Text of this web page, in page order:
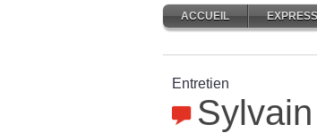
ACCUEIL
Entretien